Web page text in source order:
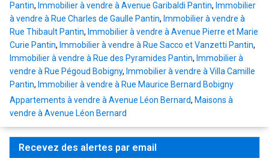
Pantin, Immobilier à vendre à Avenue Garibaldi Pantin, Immobilier
à vendre à Rue Charles de Gaulle Pantin, Immobilier à vendre à
Rue Thibault Pantin, Immobilier à vendre à Avenue Pierre et Marie
Curie Pantin, Immobilier à vendre à Rue Sacco et Vanzetti Pantin,
Immobilier à vendre à Rue des Pyramides Pantin, Immobilier à
vendre à Rue Pégoud Bobigny, Immobilier à vendre à Villa Camille
Pantin, Immobilier à vendre à Rue Maurice Bernard Bobigny
Appartements à vendre à Avenue Léon Bernard, Maisons à
vendre à Avenue Léon Bernard
Recevez des alertes par email